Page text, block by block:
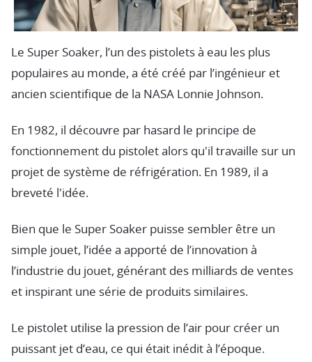
Le Super Soaker, l’un des pistolets à eau les plus
populaires au monde, a été créé par l’ingénieur et
ancien scientifique de la NASA Lonnie Johnson.
En 1982, il découvre par hasard le principe de
fonctionnement du pistolet alors qu'il travaille sur un
projet de système de réfrigération. En 1989, il a
breveté l'idée.
Bien que le Super Soaker puisse sembler être un
simple jouet, l’idée a apporté de l’innovation à
l’industrie du jouet, générant des milliards de ventes
et inspirant une série de produits similaires.
Le pistolet utilise la pression de l’air pour créer un
puissant jet d’eau, ce qui était inédit à l’époque.